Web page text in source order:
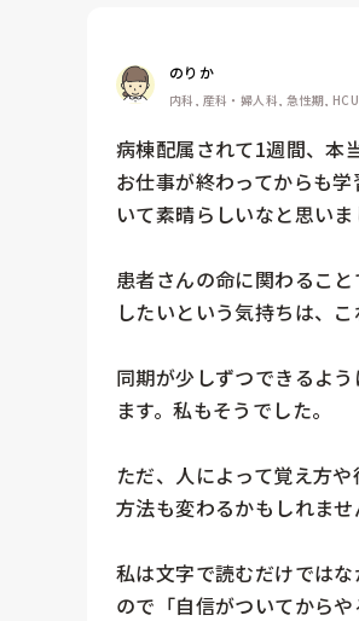
のりか
内科, 産科・婦人科, 急性期,
病棟配属されて1週間、本
お仕事が終わってからも
いて素晴らしいなと思いま
患者さんの命に関わるこ
したいという気持ちは、
同期が少しずつできるよ
ます。私もそうでした。
ただ、人によって覚え方
方法も変わるかもしれませ
私は文字で読むだけでは
ので「自信がついてから